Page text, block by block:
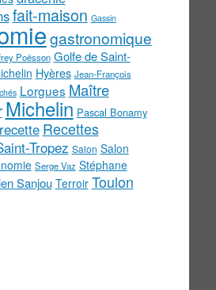
fait-maison Gassin
gastronomique
Poësson Golfe de Saint-
Hyères Jean-François
Lorgues Maître
Michelin Pascal Bonamy
recette Recettes
Tropez Salon Salon
Serge Vaz Stéphane
Sanjou Terroir Toulon